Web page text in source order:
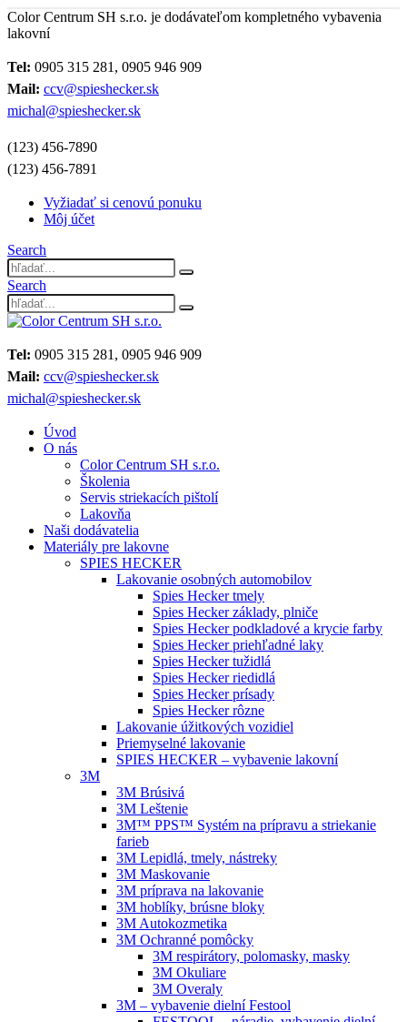
Color Centrum SH s.r.o. je dodávateľom kompletného vybavenia
lakovní
Tel: 0905 315 281, 0905 946 909
Mail: ccv@spieshecker.sk
michal@spieshecker.sk
(123) 456-7890
(123) 456-7891
Vyžiadať si cenovú ponuku
Môj účet
Search
Search
Tel: 0905 315 281, 0905 946 909
Mail: ccv@spieshecker.sk
michal@spieshecker.sk
Úvod
O nás
Color Centrum SH s.r.o.
Školenia
Servis striekacích pištolí
Lakovňa
Naši dodávatelia
Materiály pre lakovne
SPIES HECKER
Lakovanie osobných automobilov
Spies Hecker tmely
Spies Hecker základy, plniče
Spies Hecker podkladové a krycie farby
Spies Hecker priehľadné laky
Spies Hecker tužidlá
Spies Hecker riedidlá
Spies Hecker prísady
Spies Hecker rôzne
Lakovanie úžitkových vozidiel
Priemyselné lakovanie
SPIES HECKER – vybavenie lakovní
3M
3M Brúsivá
3M Leštenie
3M™ PPS™ Systém na prípravu a striekanie
farieb
3M Lepidlá, tmely, nástreky
3M Maskovanie
3M príprava na lakovanie
3M hoblíky, brúsne bloky
3M Autokozmetika
3M Ochranné pomôcky
3M respirátory, polomasky, masky
3M Okuliare
3M Overaly
3M – vybavenie dielní Festool